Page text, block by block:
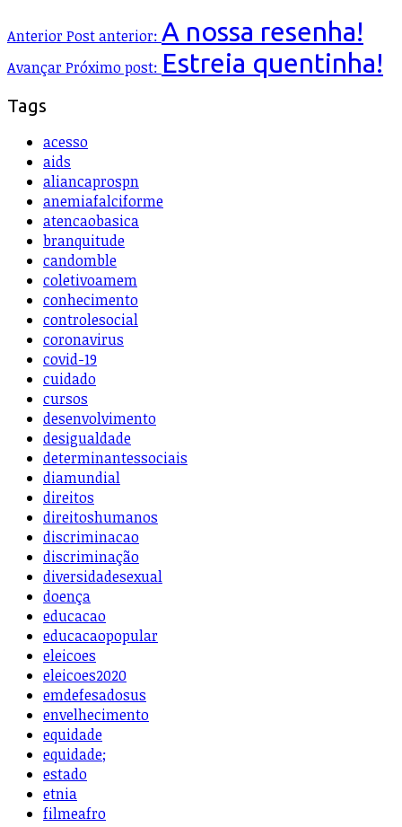
AnteriorPost anterior: A nossa resenha!
AvançarPróximo post: Estreia quentinha!
Tags
acesso
aids
aliancaprospn
anemiafalciforme
atencaobasica
branquitude
candomble
coletivoamem
conhecimento
controlesocial
coronavirus
covid-19
cuidado
cursos
desenvolvimento
desigualdade
determinantessociais
diamundial
direitos
direitoshumanos
discriminacao
discriminação
diversidadesexual
doença
educacao
educacaopopular
eleicoes
eleicoes2020
emdefesadosus
envelhecimento
equidade
equidade;
estado
etnia
filmeafro